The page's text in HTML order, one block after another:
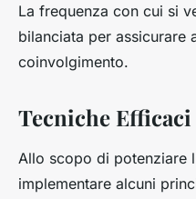
La frequenza con cui si
bilanciata per assicurare
coinvolgimento.
Tecniche Efficaci
Allo scopo di potenziare
implementare alcuni